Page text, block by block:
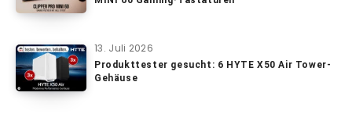
13. Juli 2026
Produkttester gesucht: 6 HYTE X50 Air Tower-
Gehäuse